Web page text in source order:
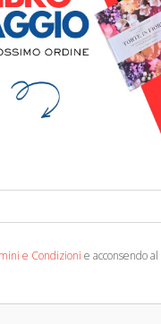
Die
370, b/w and col. ill., cm
9).
e Condizioni e acconsendo